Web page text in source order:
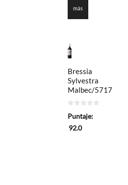
más
Bressia
Sylvestra
Malbec/5717
de
Puntaje:
92.0